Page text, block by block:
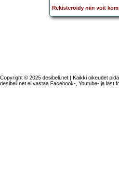
Rekisteröidy niin voit
Copyright © 2025 desibeli.net | Kaikki oikeudet
desibeli.net ei vastaa Facebook-, Youtube- ja